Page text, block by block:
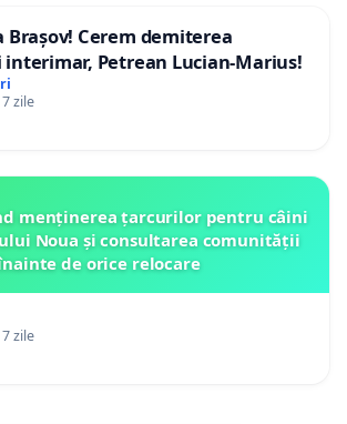
Brașov! Cerem demiterea
Petrean Lucian-Marius!
zile
menținerea țarcurilor pentru câini
Noua și consultarea comunității
de orice relocare
zile